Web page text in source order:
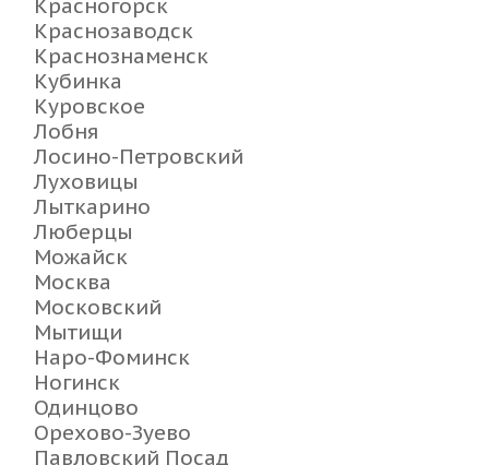
Красногорск
Краснозаводск
Краснознаменск
Кубинка
Куровское
Лобня
Лосино-Петровский
Луховицы
Лыткарино
Люберцы
Можайск
Москва
Московский
Мытищи
Наро-Фоминск
Ногинск
Одинцово
Орехово-Зуево
Павловский Посад